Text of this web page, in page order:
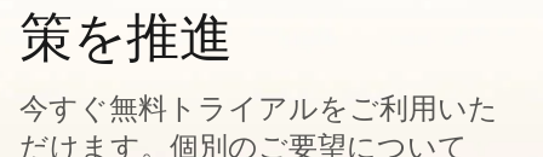
策を推進
今すぐ無料トライアルをご利用いた
だけます。個別のご要望について